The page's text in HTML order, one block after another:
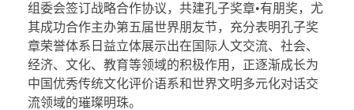
组委会签订战略合作协议，共建孔子奖章•有朋奖，尤
其成功合作主办第五届世界朋友节，充分表明孔子奖
章荣誉体系日益立体展示出在国际人文交流、社会、
经济、文化、教育等领域的积极作用，正逐渐成长为
中国优秀传统文化评价语系和世界文明多元化对话交
流领域的璀璨明珠。